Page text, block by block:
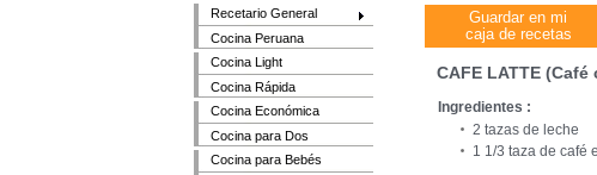
Recetario General
Cocina Peruana
Cocina Light
Cocina Rápida
Cocina Económica
Cocina para Dos
Cocina para Bebés
Guardar en mi
caja de recetas
CAFE LATTE
Ingredientes :
2 tazas de leche
1 1/3 taza de café